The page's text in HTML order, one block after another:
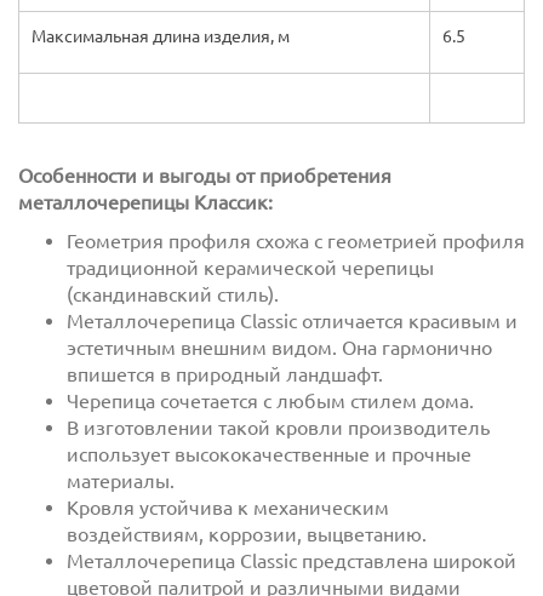
Максимальная длина изделия, м 6.5
Особенности и выгоды от приобретения
металлочерепицы Классик:
Геометрия профиля схожа с геометрией профиля
традиционной керамической черепицы
(скандинавский стиль).
Металлочерепица Classic отличается красивым и
эстетичным внешним видом. Она гармонично
впишется в природный ландшафт.
Черепица сочетается с любым стилем дома.
В изготовлении такой кровли производитель
использует высококачественные и прочные
материалы.
Кровля устойчива к механическим
воздействиям, коррозии, выцветанию.
Металлочерепица Classic представлена широкой
цветовой палитрой и различными видами